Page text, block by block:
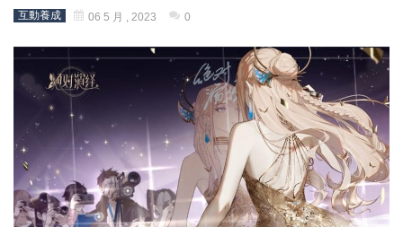
互動養成 06 5 月 , 2023 0